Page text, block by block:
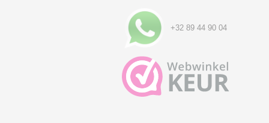
+32 89 44 90 04